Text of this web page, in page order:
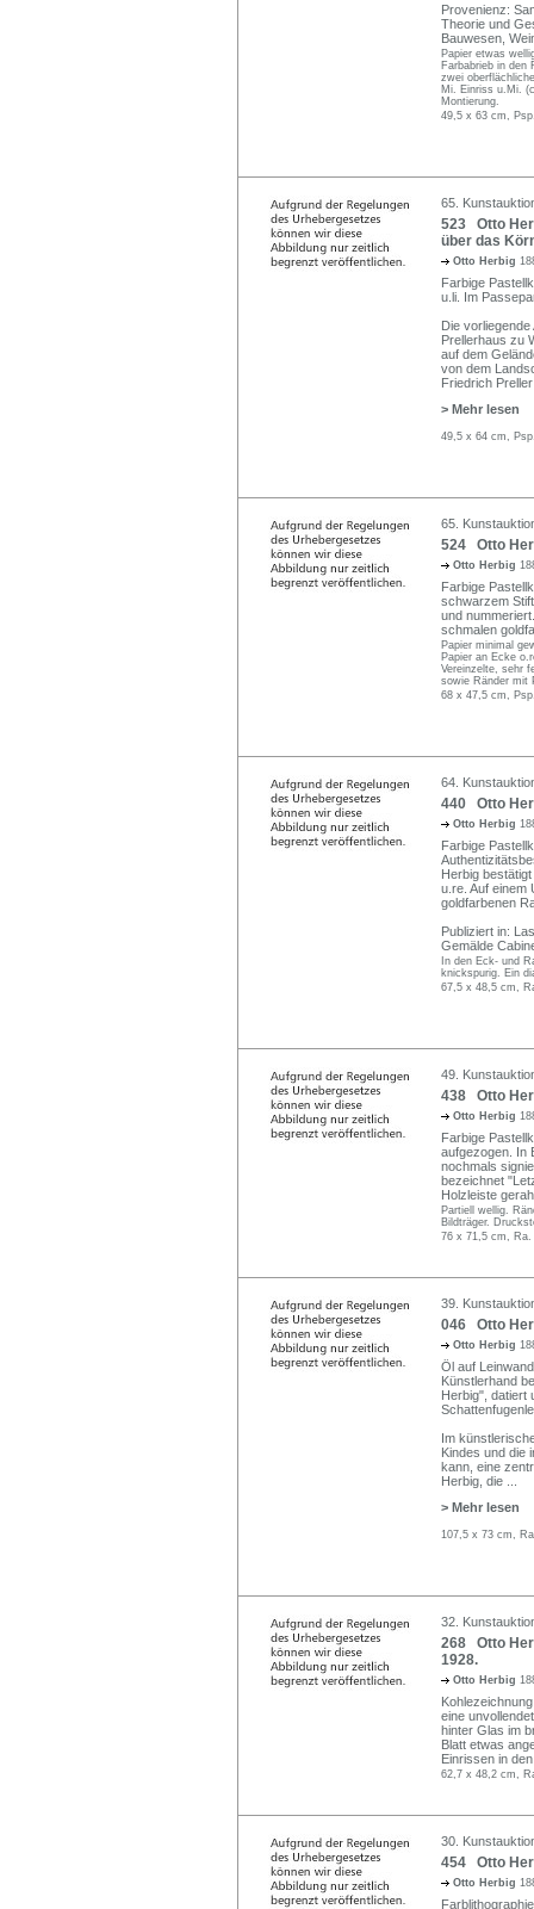
Provenienz:
Theorie und
Bauwesen,
Papier etwas
Farbabrieb in den
zwei
Mi. Einriss u.Mi.
Montierung.
49,5 x 63 cm,
65.
523 Otto
über das
Otto Herbig
Farbige
u.li. Im
Die
Prellerhaus zu
auf dem
von dem
Friedrich
> Mehr lesen
49,5 x 64 cm,
65.
524 Otto
Otto Herbig
Farbige
schwarzem
und
schmalen
Papier minimal
Papier an Ecke
Vereinzelte, sehr
sowie Ränder mit
68 x 47,5 cm,
64.
440 Otto
Otto Herbig
Farbige
Herbig
u.re. Auf einem
goldfarbenen
Publiziert in:
Gemälde
In den Eck- und
knickspurig. Ein
67,5 x 48,5 cm,
49.
438 Otto
Otto Herbig
Farbige
aufgezogen. In
nochmals
bezeichnet
Holzleiste
Partiell wellig.
Bildträger.
76 x 71,5 cm,
39.
046 Otto
Otto Herbig
Öl auf
Künstlerhand
Herbig", datiert
Im
Kindes und die
kann, eine
Herbig, die
> Mehr lesen
107,5 x 73 cm,
32.
268 Otto
1928.
Otto Herbig
eine
hinter Glas im
Blatt etwas
Einrissen in
62,7 x 48,2 cm,
30.
454 Otto
Otto Herbig